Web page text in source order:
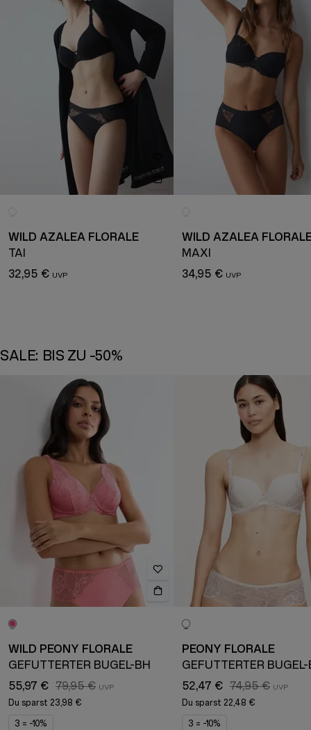
WILD AZALEA FLORALE
TAI
32,95 €
WILD AZALEA
MAXI
34,95 €
SALE: BIS ZU -50%
WILD PEONY FLORALE
GEFÜTTERTER BÜGEL-BH
55,97 € 79,95 €
Du sparst 23,98 €
3 = -10%
PEONY FLORALE
GEFÜTTERTER BÜGEL-
52,47 € 74,95 €
Du sparst 22,48 €
3 = -10%